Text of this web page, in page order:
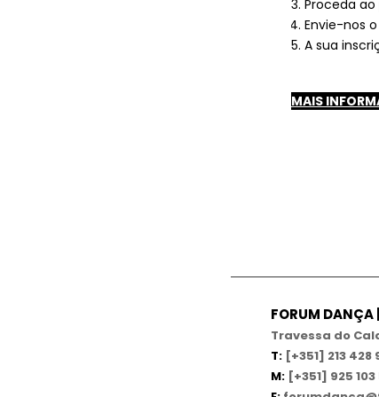
Proceda
Envie-nos
A sua
MAIS
FORUM DANÇA
Travessa do
T: [+351] 213 428
M: [+351] 925